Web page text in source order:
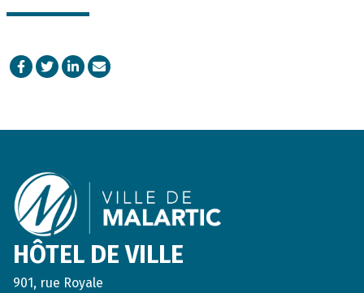
Facebook
TwitterLinkedIn
Courriel
HÔTEL DE VILLE
901, rue Royale